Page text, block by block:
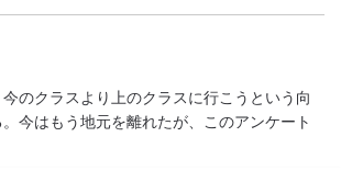
のクラスより上のクラスに行こうという向
今はもう地元を離れたが、このアンケート